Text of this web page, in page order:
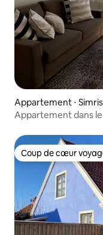
Appartement ⋅
Appartement dans
Coup de cœur
Coup de cœur